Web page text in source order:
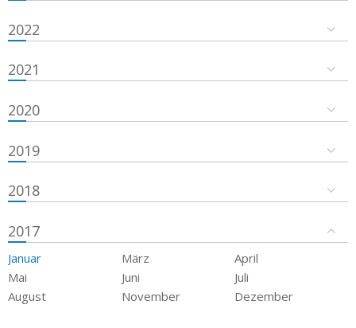
2022
2021
2020
2019
2018
2017
Januar März
April
Mai
Juni
Juli
August
November Dezember